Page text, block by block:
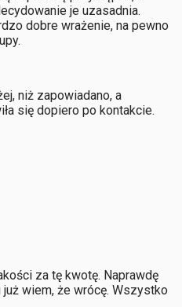
je uzasadnia.
dobre wrażenie, na pewno
niż zapowiadano, a
się dopiero po kontakcie.
za tę kwotę. Naprawdę
wiem, że wrócę. Wszystko